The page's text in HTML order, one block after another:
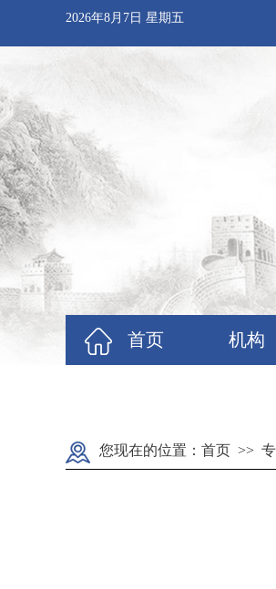
2026年8月7日 星期五
您现在的位置： 首页 >>